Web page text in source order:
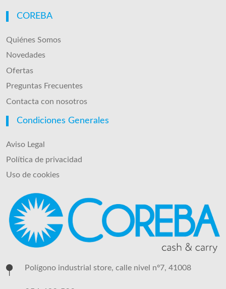
COREBA
Quiénes Somos
Novedades
Ofertas
Preguntas Frecuentes
Contacta con nosotros
Condiciones Generales
Aviso Legal
Política de privacidad
Uso de cookies
Polígono industrial store, calle nivel nº7, 41008